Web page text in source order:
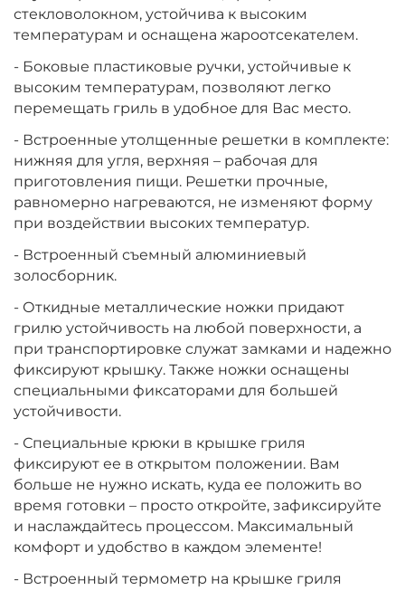
стекловолокном, устойчива к высоким
температурам и оснащена жароотсекателем.
- Боковые пластиковые ручки, устойчивые к
высоким температурам, позволяют легко
перемещать гриль в удобное для Вас место.
- Встроенные утолщенные решетки в комплекте:
нижняя для угля, верхняя – рабочая для
приготовления пищи. Решетки прочные,
равномерно нагреваются, не изменяют форму
при воздействии высоких температур.
- Встроенный съемный алюминиевый
золосборник.
- Откидные металлические ножки придают
грилю устойчивость на любой поверхности, а
при транспортировке служат замками и надежно
фиксируют крышку. Также ножки оснащены
специальными фиксаторами для большей
устойчивости.
- Специальные крюки в крышке гриля
фиксируют ее в открытом положении. Вам
больше не нужно искать, куда ее положить во
время готовки – просто откройте, зафиксируйте
и наслаждайтесь процессом. Максимальный
комфорт и удобство в каждом элементе!
- Встроенный термометр на крышке гриля